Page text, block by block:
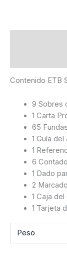
Contenido ETB
9 Sobres
1 Carta
65
1 Guía
1
6
1 Dado
2
1 Caja
1 Tarjeta
Peso